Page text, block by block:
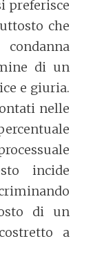
preferisce
che
di un
e giuria.
nelle
incide
di un
a